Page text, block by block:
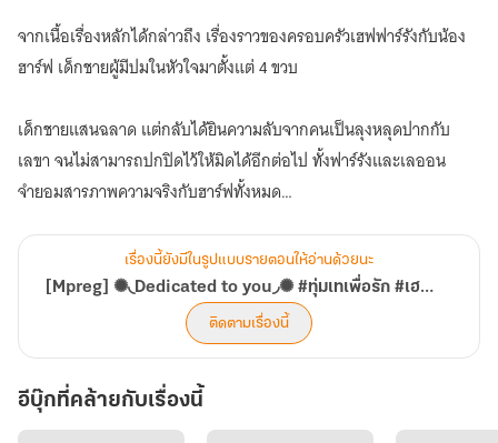
Book
รวม
ตอน
จากเนื้อเรื่องหลักได้กล่าวถึง เรื่องราวของครอบครัวเฮฟฟาร์รังกับน้อง
ฮาร์ฟ เด็กชายผู้มีปมในหัวใจมาตั้งแต่ 4 ขวบ
เด็กชายแสนฉลาด แต่กลับได้ยินความลับจากคนเป็นลุงหลุดปากกับ
เลขา จนไม่สามารถปกปิดไว้ให้มิดได้อีกต่อไป ทั้งฟาร์รังและเลออน
จำยอมสารภาพความจริงกับฮาร์ฟทั้งหมด
คราวนี้เลยทำให้เด็กสดใสในวันนั้น แปรเปลี่ยนบุคลิกไปหมดสิ้น ฮาร์ฟ
ชอบคิดเองเสมอว่า ตนเองนั้นไม่เป็นที่ต้องการของใคร การที่ถูกอุปถัมป์
ไว้ในตระกูลเช่นนี้ ก็เป็นเหตุจำเป็น เพียงเพราะทุกคนจำใจต้องร่วมรับผิด
ชอบ เลยจำเป็นต้องช่วยกันดูแลตัวภาระนี้จากทุกฝ่ายแบบที่หลีกเลี่ยงกัน
เรื่องนี้ยังมีในรูปแบบรายตอนให้อ่านด้วยนะ
[Mpreg] ✺◟Dedicated to you◞✺ #ทุ่มเทเพื่อรัก #เฮฟฟาร์รัง (มี E-Book รวมตอนพิเศษ)
ติดตามเรื่องนี้
อีบุ๊กที่คล้ายกับเรื่องนี้